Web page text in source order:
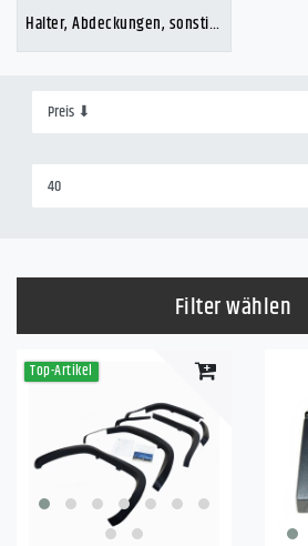
Halter, Abdeckungen, sonstiges
Filter wählen
Top-Artikel